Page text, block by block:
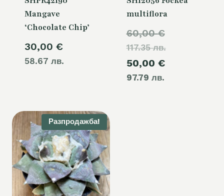
Mangave
‘Chocolate Chip’
30,00 €
58.67 лв.
multiflora
60,00€
117.35 лв.price
50,00 €
97.79 лв.
Текущата
Разпродажба!